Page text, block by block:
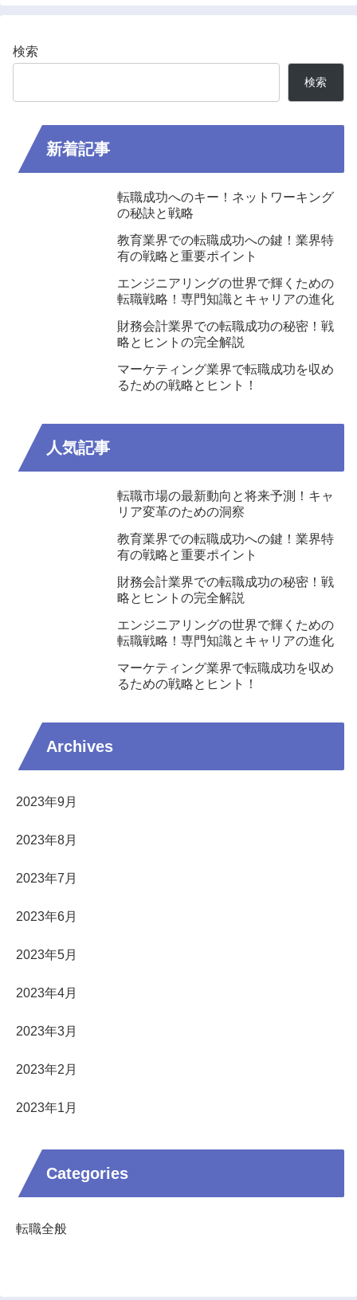
検索
検索
新着記事
転職成功へのキー！ネットワーキング
の秘訣と戦略
教育業界での転職成功への鍵！業界特
有の戦略と重要ポイント
エンジニアリングの世界で輝くための
転職戦略！専門知識とキャリアの進化
財務会計業界での転職成功の秘密！戦
略とヒントの完全解説
マーケティング業界で転職成功を収め
るための戦略とヒント！
人気記事
転職市場の最新動向と将来予測！キャ
リア変革のための洞察
教育業界での転職成功への鍵！業界特
有の戦略と重要ポイント
財務会計業界での転職成功の秘密！戦
略とヒントの完全解説
エンジニアリングの世界で輝くための
転職戦略！専門知識とキャリアの進化
マーケティング業界で転職成功を収め
るための戦略とヒント！
Archives
2023年9月
2023年8月
2023年7月
2023年6月
2023年5月
2023年4月
2023年3月
2023年2月
2023年1月
Categories
転職全般